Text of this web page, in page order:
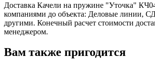
Доставка Качели на пружине "Уточка"
компаниями до объекта: Деловые линии,
другими. Конечный расчет стоимости
менеджером.
Вам также пригодится